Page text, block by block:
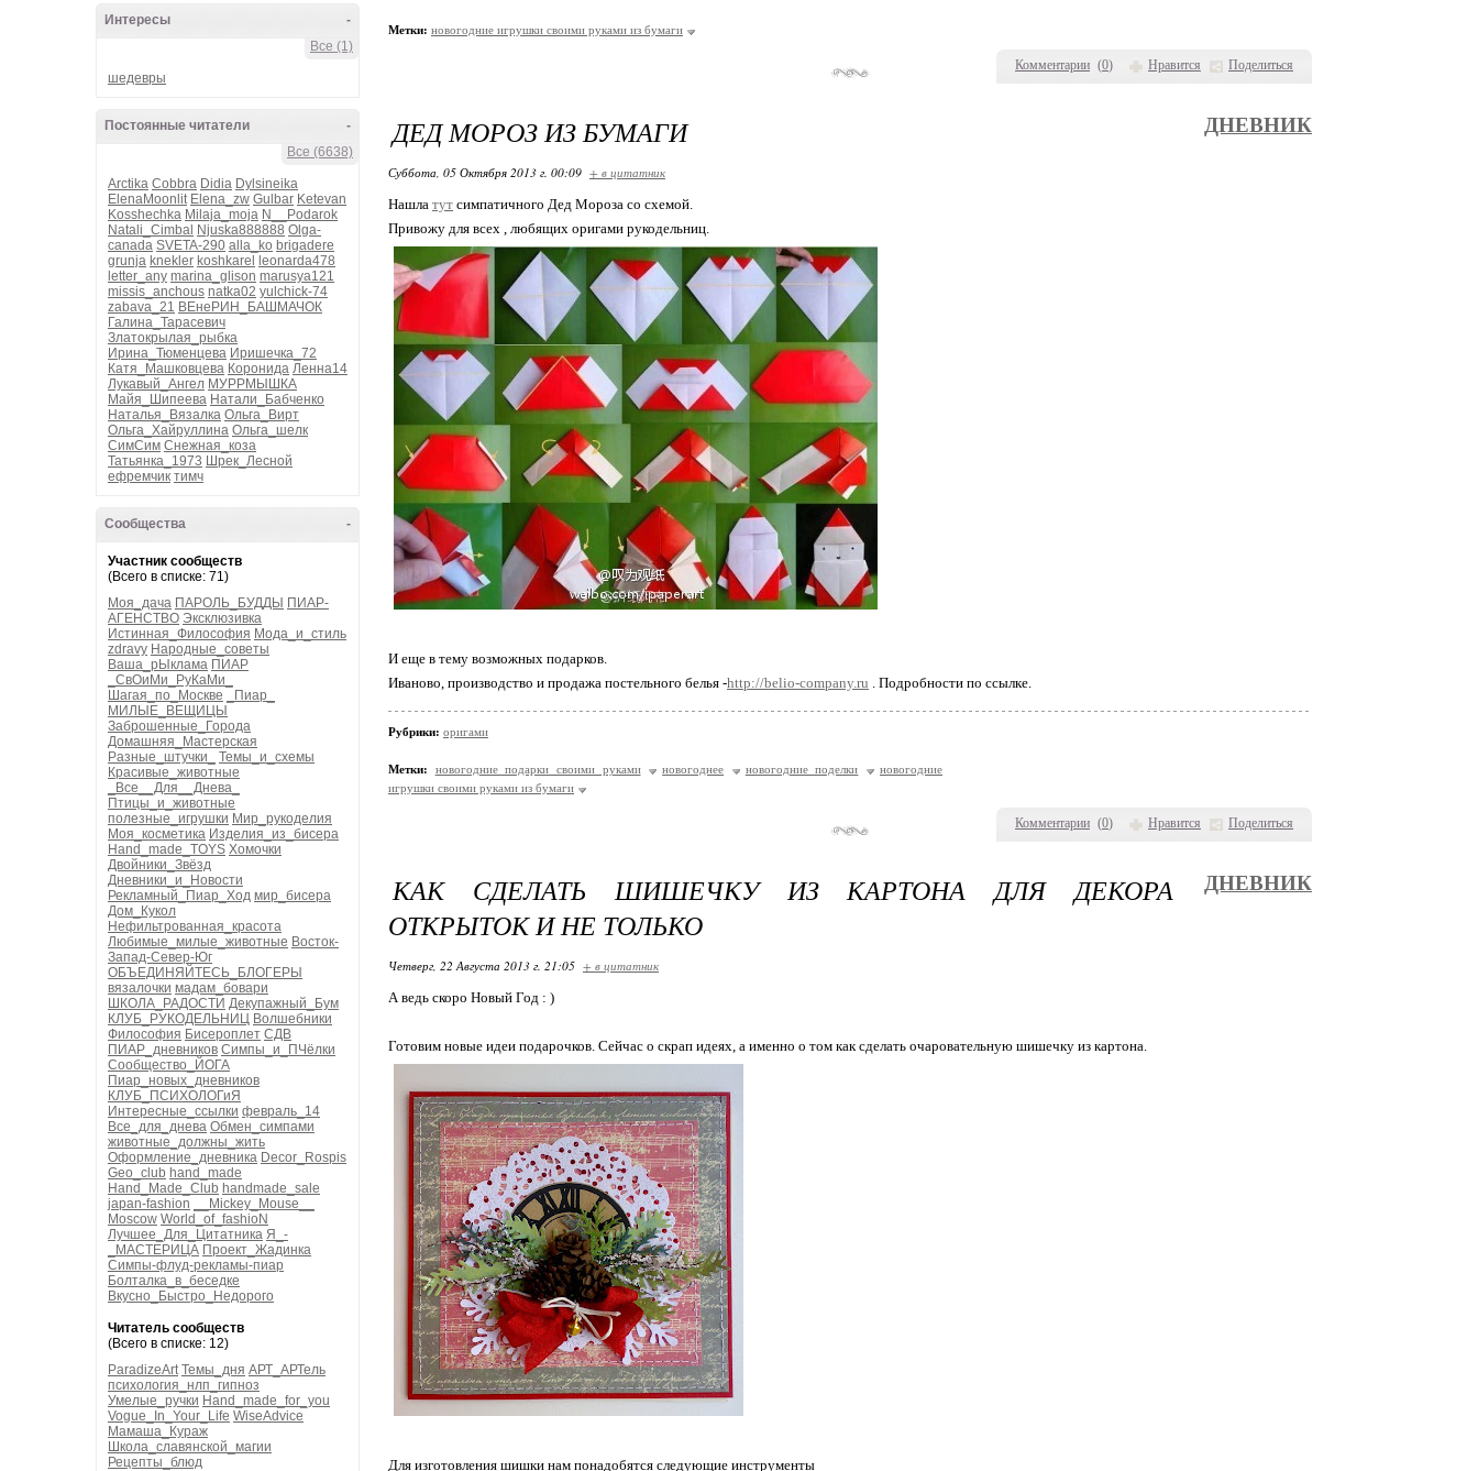
-
Интересы
Все (1)
шедевры
-
Постоянные читатели
Все (6638)
Arctika Cobbra Didia Dylsineika
ElenaMoonlit Elena_zw Gulbar Ketevan
Kosshechka Milaja_moja N__Podarok
Natali_Cimbal Njuska888888 Olga-
canada SVETA-290 alla_ko brigadere
grunja knekler koshkarel
leonarda478
letter_any marina_glison marusya121
missis_anchous natka02 yulchick-74
zabava_21 ВЕнеРИН_БАШМАЧОК
Галина_Тарасевич
Златокрылая_рыбка
Ирина_Тюменцева Иришечка_72
Катя_Машковцева Коронида Ленна14
Лукавый_Ангел МУРРМЫШКА
Майя_Шипеева Натали_Бабченко
Наталья_Вязалка Ольга_Вирт
Ольга_Хайруллина Ольга_шелк
СимСим Снежная_коза
Татьянка_1973 Шрек_Лесной
ефремчик тимч
-
Сообщества
Участник сообществ
(Всего в списке: 71)
Моя_дача ПАРОЛЬ_БУДДЫ ПИАР-
АГЕНСТВО Эксклюзивка
Истинная_Философия Мода_и_стиль
zdravy Народные_советы
Ваша_рЫклама ПИАР
_СвОиМи_РуКаМи_
Шагая_по_Москве
_Пиар_
МИЛЫЕ_ВЕЩИЦЫ
Заброшенные_Города
Домашняя_Мастерская
Разные_штучки_
Темы_и_схемы
Красивые_животные
_Все__Для__Днева_
Птицы_и_животные
полезные_игрушки Мир_рукоделия
Моя_косметика Изделия_из_бисера
Hand_made_TOYS Хомочки
Двойники_Звёзд
Дневники_и_Новости
Рекламный_Пиар_Ход мир_бисера
Дом_Кукол
Нефильтрованная_красота
Любимые_милые_животные Восток-
Запад-Север-Юг
ОБЪЕДИНЯЙТЕСЬ_БЛОГЕРЫ
вязалочки мадам_бовари
ШКОЛА_РАДОСТИ Декупажный_Бум
КЛУБ_РУКОДЕЛЬНИЦ Волшебники
Философия Бисероплет СДВ
ПИАР_дневников Симпы_и_ПЧёлки
Сообщество_ЙОГА
Пиар_новых_дневников
КЛУБ_ПСИХОЛОГиЯ
Интересные_ссылки февраль_14
Все_для_днева Обмен_симпами
животные_должны_жить
Оформление_дневника Decor_Rospis
Geo_club hand_made
Hand_Made_Club handmade_sale
japan-fashion
__Mickey_Mouse__
Moscow World_of_fashioN
Лучшее_Для_Цитатника Я_-
_МАСТЕРИЦА Проект_Жадинка
Симпы-флуд-рекламы-пиар
Болталка_в_беседке
Вкусно_Быстро_Недорого
Читатель сообществ
(Всего в списке: 12)
ParadizeArt Темы_дня АРТ_АРТель
психология_нлп_гипноз
Умелые_ручки Hand_made_for_you
Vogue_In_Your_Life WiseAdvice
Мамаша_Кураж
Школа_славянской_магии
Рецепты_блюд
Комментарии (0) Нравится Поделиться
Метки: новогодние игрушки своими руками из бумаги
Комментарии (0) Нравится Поделиться
ДЕД МОРОЗ ИЗ БУМАГИ ДНЕВНИК
Суббота, 05 Октября 2013 г. 00:09 + в цитатник
Нашла тут симпатичного Дед Мороза со схемой.
Привожу для всех , любящих оригами рукодельниц.
И еще в тему возможных подарков.
Иваново, производство и продажа постельного белья -http://belio-company.ru . Подробности по ссылке.
Рубрики: оригами
Метки: новогодние подарки своими руками новогоднее новогодние поделки
новогодние
игрушки своими руками из бумаги
КАК СДЕЛАТЬ ШИШЕЧКУ ИЗ КАРТОНА ДЛЯ ДЕКОРА
ОТКРЫТОК И НЕ ТОЛЬКО
ДНЕВНИК
Четверг, 22 Августа 2013 г. 21:05 + в цитатник
А ведь скоро Новый Год : )
Готовим новые идеи подарочков. Сейчас о скрап идеях, а именно о том как сделать очаровательную шишечку из картона.
Для изготовления шишки нам понадобятся следующие инструменты